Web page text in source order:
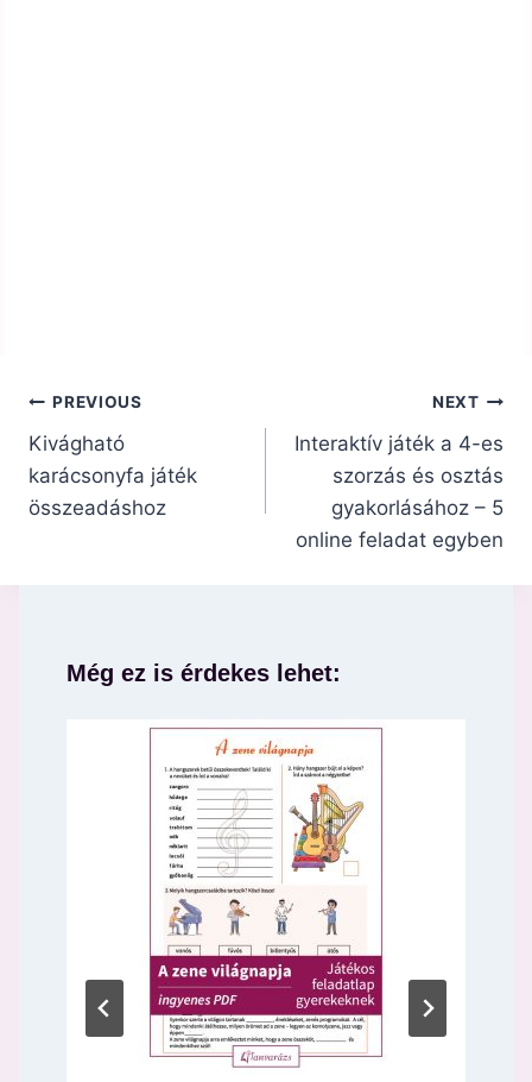
Bejegyzés
navigáció
PREVIOUS
Kivágható
karácsonyfa játék
összeadáshoz
NEXT
Interaktív játék a 4-es
szorzás és osztás
gyakorlásához – 5
online feladat egyben
Még ez is érdekes lehet: